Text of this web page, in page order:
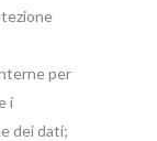
per
i
dei dati;